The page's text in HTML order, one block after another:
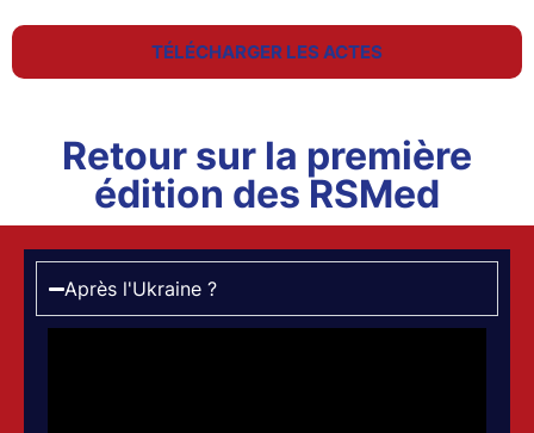
TÉLÉCHARGER LES ACTES
Retour sur la première
édition des RSMed
Après l'Ukraine ?